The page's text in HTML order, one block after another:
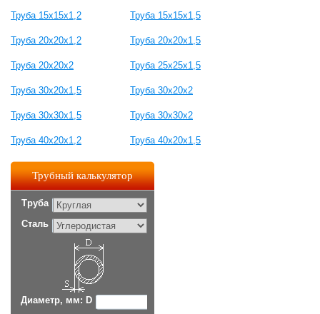
Труба 15х15х1,2 Труба 15х15х1,5
Труба 20х20х1,2 Труба 20х20х1,5
Труба 20х20х2 Труба 25х25х1,5
Труба 30х20х1,5 Труба 30х20х2
Труба 30х30х1,5 Труба 30х30х2
Труба 40х20х1,2 Труба 40х20х1,5
Трубный калькулятор
Труба
Сталь
Диаметр, мм: D